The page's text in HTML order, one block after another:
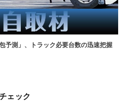
予測」、トラック必要台数の迅速把握
ェック